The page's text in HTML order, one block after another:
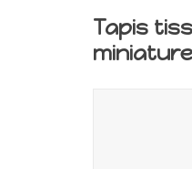
Tapis
miniature